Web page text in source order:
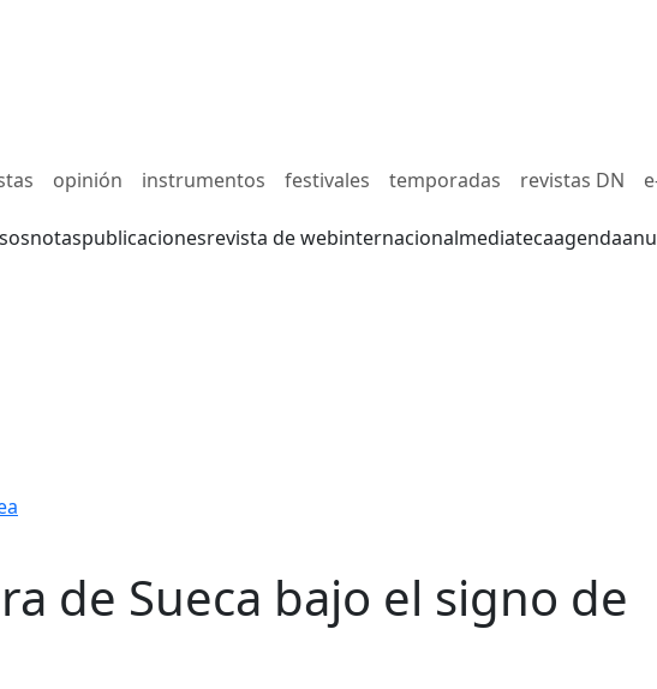
opinión instrumentos festivales temporadas revistas DN
notaspublicacionesrevista de webinternacionalmediatecaagenda
de Sueca bajo el signo de